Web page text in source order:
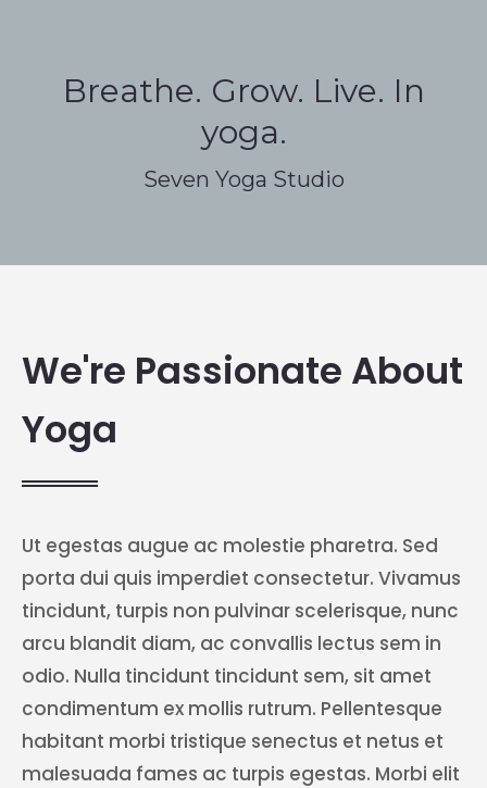
Breathe. Grow. Live. In
yoga.
Seven Yoga Studio
We're Passionate About
Yoga
Ut egestas augue ac molestie pharetra. Sed
porta dui quis imperdiet consectetur. Vivamus
tincidunt, turpis non pulvinar scelerisque, nunc
arcu blandit diam, ac convallis lectus sem in
odio. Nulla tincidunt tincidunt sem, sit amet
condimentum ex mollis rutrum. Pellentesque
habitant morbi tristique senectus et netus et
malesuada fames ac turpis egestas. Morbi elit